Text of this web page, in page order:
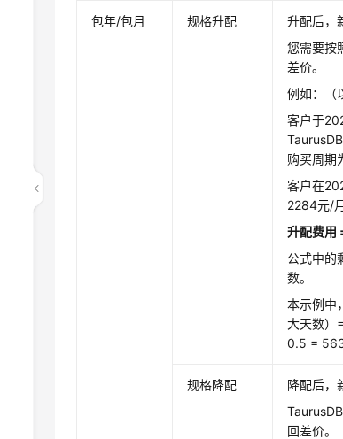
包年/包月 规格升配
升配后，
您需要按
差价。
例如：（
客户于
购买周期
客户在
2284元/月
升配费用
公式中的
数。
本示例中
大天数）
0.5 =
规格降配
降配后，
回差价。